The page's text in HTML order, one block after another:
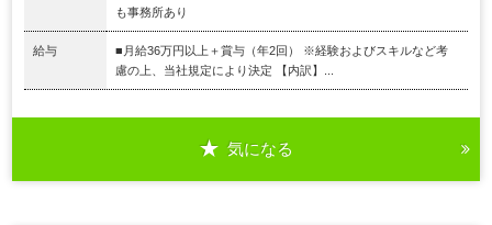
も事務所あり
給与
■月給36万円以上＋賞与（年2回） ※経験およびスキルなど考
慮の上、当社規定により決定 【内訳】...
気になる